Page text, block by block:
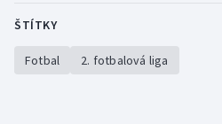
ŠTÍTKY
Fotbal 2. fotbalová liga